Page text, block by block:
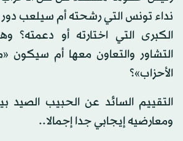
نداء تونس التي رشحته أم سيلعب دور
الكبرى التي اختارته أو
التشاور والتعاون معها أم
الأحزاب»؟
التقييم السائد عن الحبيب الصيد
ومعارضيه إيجابي جدا إجمالا..